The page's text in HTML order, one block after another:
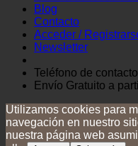
Blog
Contacto
Acceder /
Newsletter
Teléfono de
Envío Gratuito a
Utilizamos cookies para
navegación en nuestro
nuestra página web